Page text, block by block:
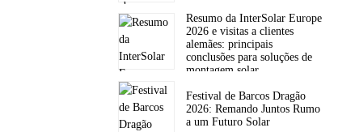
Resumo da InterSolar Europe
2026 e visitas a clientes
alemães: principais
conclusões para soluções de
montagem solar.
Festival de Barcos Dragão
2026: Remando Juntos Rumo
a um Futuro Solar